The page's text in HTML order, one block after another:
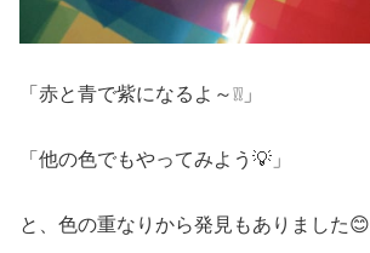
「赤と青で紫になるよ～❕❕」
「他の色でもやってみよう💡」
と、色の重なりから発見もありました😊